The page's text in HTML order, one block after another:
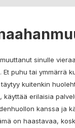
sinulle
puhu tai ymmärrä
kuitenkin
käyttää erilaisia
kanssa ja
on haastavaa,